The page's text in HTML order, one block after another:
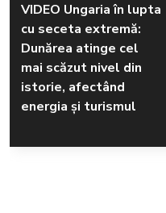
VIDEO Ungaria în lupta
cu seceta extremă:
Dunărea atinge cel
mai scăzut nivel din
istorie, afectând
energia și turismul